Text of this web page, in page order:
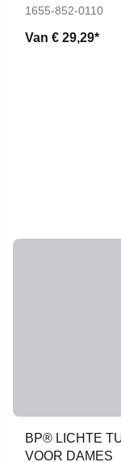
1655-852-0110
Van € 29,29*
BP® LICHTE
VOOR DAMES